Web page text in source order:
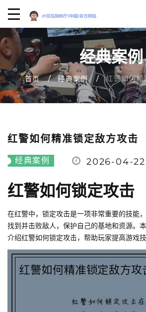
经典案例
首页 经典案例 红警如何
红警如何精准锁定敌方攻击
经典案例 2026-04-22
红警如何锁定攻击
在红警中，锁定攻击是一项非常重要的技能
找到并击败敌人，保护自己的基地和资源。
介绍红警如何锁定攻击，帮助玩家提高游戏技